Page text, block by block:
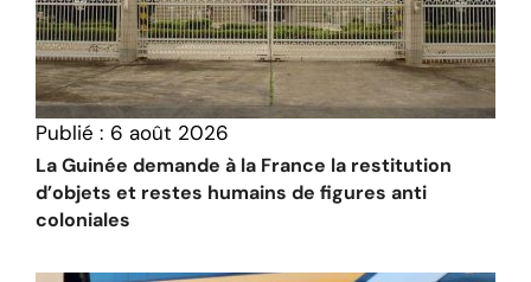
Publié : 6 août 2026
La Guinée demande à la France la restitution
d’objets et restes humains de figures anti
coloniales